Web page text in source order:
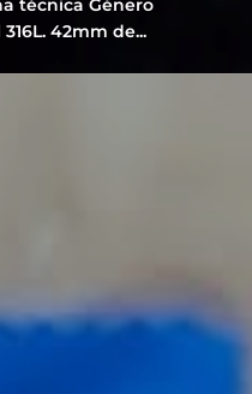
técnica Género
42mm de...